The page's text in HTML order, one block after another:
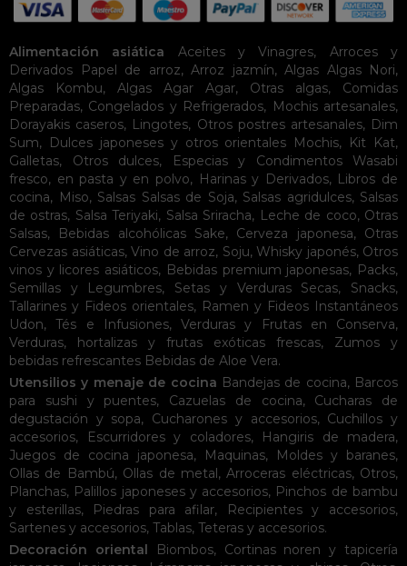
Alimentación asiática Aceites y Vinagres, Arroces y
Derivados
Papel de arroz, Arroz jazmín, Algas Algas Nori,
Algas Kombu, Algas Agar Agar, Otras algas, Comidas
Preparadas, Congelados y Refrigerados, Mochis artesanales,
Dorayakis caseros, Lingotes, Otros postres artesanales, Dim
Sum, Dulces japoneses y otros orientales Mochis, Kit Kat,
Galletas, Otros dulces, Especias y Condimentos
Wasabi
fresco, en pasta y en polvo, Harinas y Derivados, Libros de
cocina, Miso, Salsas Salsas de Soja, Salsas agridulces, Salsas
de ostras, Salsa Teriyaki, Salsa Sriracha, Leche de coco, Otras
Salsas, Bebidas alcohólicas Sake, Cerveza japonesa, Otras
Cervezas asiáticas, Vino de arroz, Soju, Whisky japonés, Otros
vinos y licores asiáticos, Bebidas premium japonesas, Packs,
Semillas y Legumbres, Setas y Verduras Secas, Snacks,
Tallarines y Fideos orientales, Ramen y Fideos Instantáneos
Udon,Tés e Infusiones, Verduras y Frutas en Conserva,
Verduras, hortalizas y frutas exóticas frescas, Zumos y
bebidas refrescantes Bebidas de Aloe Vera.
Utensilios y menaje de cocina Bandejas de cocina, Barcos
para sushi y puentes, Cazuelas de cocina, Cucharas de
degustación y sopa, Cucharones y accesorios, Cuchillos y
accesorios, Escurridores y coladores, Hangiris de madera,
Juegos de cocina japonesa, Maquinas, Moldes y baranes,
Ollas de Bambú, Ollas de metal,Arroceras eléctricas, Otros,
Planchas, Palillos japoneses y accesorios, Pinchos de bambu
y esterillas, Piedras para afilar, Recipientes y accesorios,
Sartenes y accesorios, Tablas, Teteras y accesorios.
Decoración oriental
Biombos, Cortinas noren y tapicería